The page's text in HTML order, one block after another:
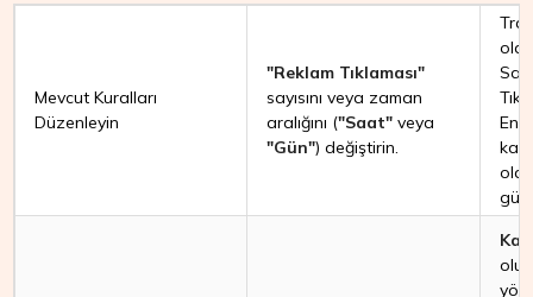
Mevcut Kuralları
Düzenleyin
"Reklam Tıklaması"
sayısını veya zaman
aralığını ("Saat" veya
"Gün") değiştirin.